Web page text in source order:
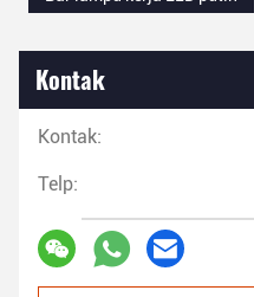
Kontak
Kontak:
Telp: